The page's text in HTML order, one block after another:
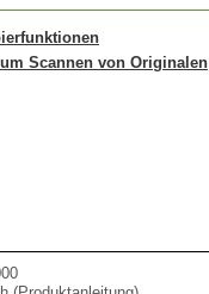
Scannen von Originalen